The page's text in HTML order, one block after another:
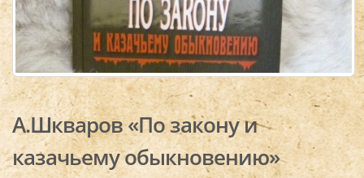
А.Шкваров «По закону и
казачьему обыкновению»